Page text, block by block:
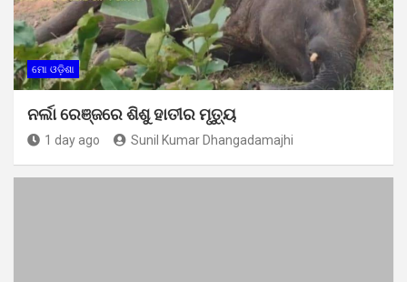
ମୋ ଓଡ଼ିଶା
ନର୍ଲା ରେଞ୍ଜରେ ଶିଶୁ ହାତୀର ମୃତ୍ୟୁ
1 day ago Sunil Kumar Dhangadamajhi